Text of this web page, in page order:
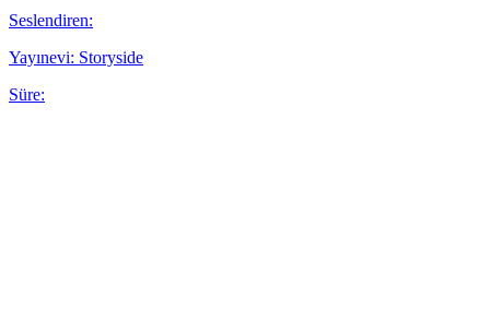
Seslendiren:
Yayınevi: Storyside
Süre: